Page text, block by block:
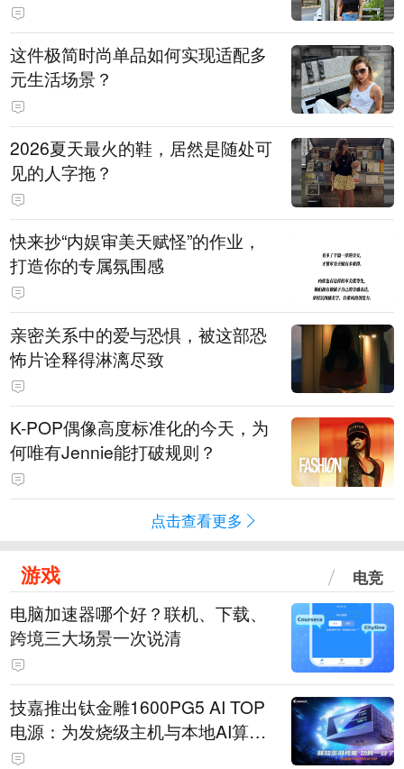
这件极简时尚单品如何实现适配多
元生活场景？
2026夏天最火的鞋，居然是随处可
见的人字拖？
快来抄“内娱审美天赋怪”的作业，
打造你的专属氛围感
亲密关系中的爱与恐惧，被这部恐
怖片诠释得淋漓尽致
K-POP偶像高度标准化的今天，为
何唯有Jennie能打破规则？
点击查看更多
游戏 电竞
电脑加速器哪个好？联机、下载、
跨境三大场景一次说清
技嘉推出钛金雕1600PG5 AI TOP
电源：为发烧级主机与本地AI算力
打造旗舰供电方案